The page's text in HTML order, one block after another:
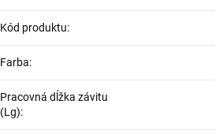
Kód produktu:
Farba:
Pracovná dĺžka závitu
(Lg):